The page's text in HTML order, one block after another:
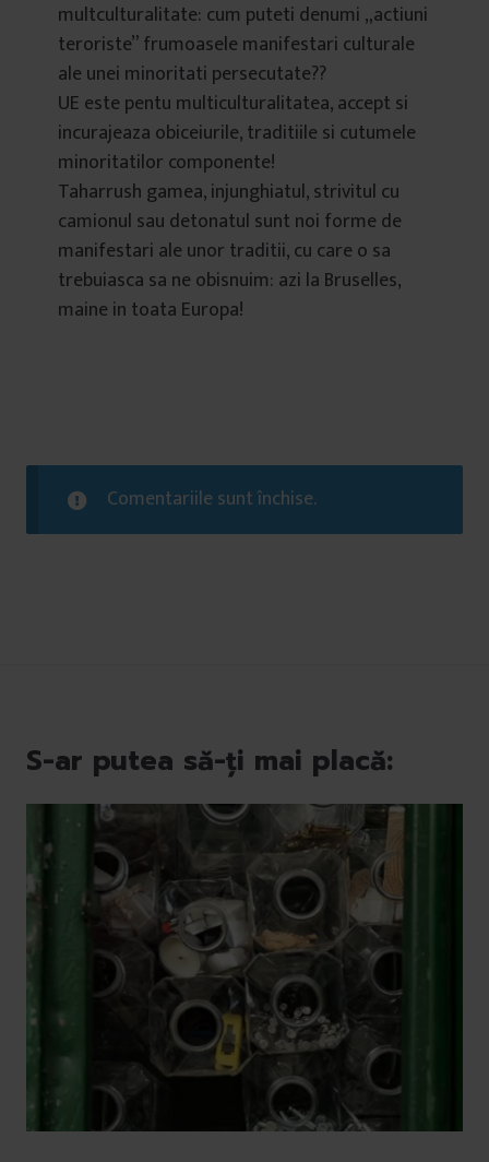
multculturalitate: cum puteti denumi „actiuni
teroriste” frumoasele manifestari culturale
ale unei minoritati persecutate??
UE este pentu multiculturalitatea, accept si
incurajeaza obiceiurile, traditiile si cutumele
minoritatilor componente!
Taharrush gamea, injunghiatul, strivitul cu
camionul sau detonatul sunt noi forme de
manifestari ale unor traditii, cu care o sa
trebuiasca sa ne obisnuim: azi la Bruselles,
maine in toata Europa!
Comentariile sunt închise.
S-ar putea să-ți mai placă: